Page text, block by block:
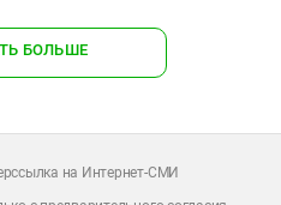
БОЛЬШЕ
на Интернет-СМИ